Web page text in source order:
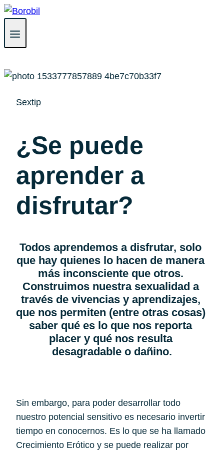
Saltar
contenido
Sextip
¿Se puede
aprender a
disfrutar?
Todos aprendemos a disfrutar, solo
que hay quienes lo hacen de manera
más inconsciente que otros.
Construimos nuestra sexualidad a
través de vivencias y aprendizajes,
que nos permiten (entre otras cosas)
saber qué es lo que nos reporta
placer y qué nos resulta
desagradable o dañino.
Sin embargo, para poder desarrollar todo
nuestro potencial sensitivo es necesario invertir
tiempo en conocernos. Es lo que se ha llamado
Crecimiento Erótico y se puede realizar por